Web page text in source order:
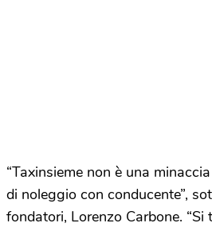
“Taxinsieme non è una
di noleggio con conducente”,
fondatori, Lorenzo Carbone. “Si